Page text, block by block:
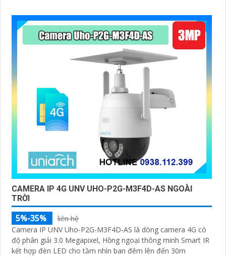
CAMERA IP 4G UNV UHO-P2G-M3F4D-AS NGOÀI
TRỜI
5%-35%
liên hệ
Camera IP UNV Uho-P2G-M3F4D-AS là dòng camera 4G có
độ phân giải 3.0 Megapixel, Hồng ngoại thông minh Smart IR
kết hợp đèn LED cho tầm nhìn ban đêm lên đến 30m